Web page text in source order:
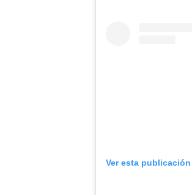
Ver esta